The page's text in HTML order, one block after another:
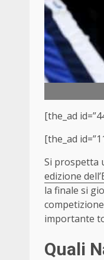
[the_ad
[the_ad
Si prospetta
edizione
la finale si
importante
Quali